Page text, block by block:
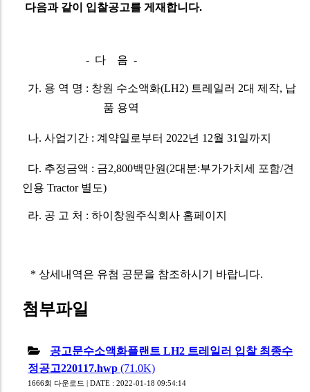
다음과 같이 입찰공고를 게재합니다.
- 다 음 -
가. 용 역 명 : 창원 수소액화(LH2) 트레일러 2대 제작, 납
품 용역
나. 사업기간 : 계약일로부터 2022년 12월 31 일까지
다. 추정금액 : 금2,800백만원(2대분:부가가치세 포함/견
인용 Tractor 별도)
라. 공 고 처 : 하이창원주식회사 홈페이지
* 상세내역은 유첨 공문을 참조하시기 바랍니다.
첨부파일
공고문수소액화플랜트 LH2 트레일러 입찰 최종수
정공고220117.hwp (71.0K)
1666회 다운로드 | DATE : 2022-01-18 09:54:14